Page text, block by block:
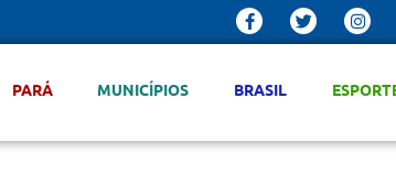
PARÁ MUNICÍPIOS BRASIL